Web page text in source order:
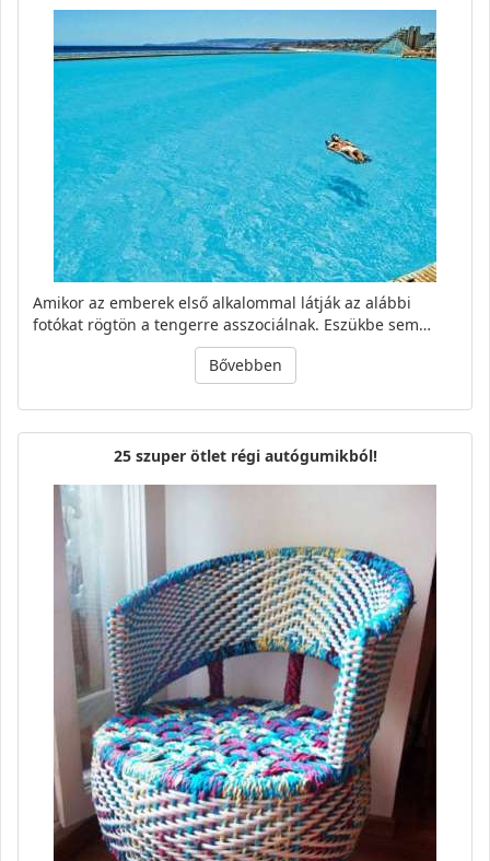
Amikor az emberek első alkalommal látják az alábbi
fotókat rögtön a tengerre asszociálnak. Eszükbe sem…
Bővebben
25 szuper ötlet régi autógumikból!